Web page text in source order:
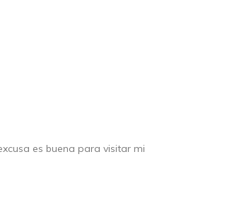
es buena para visitar mi